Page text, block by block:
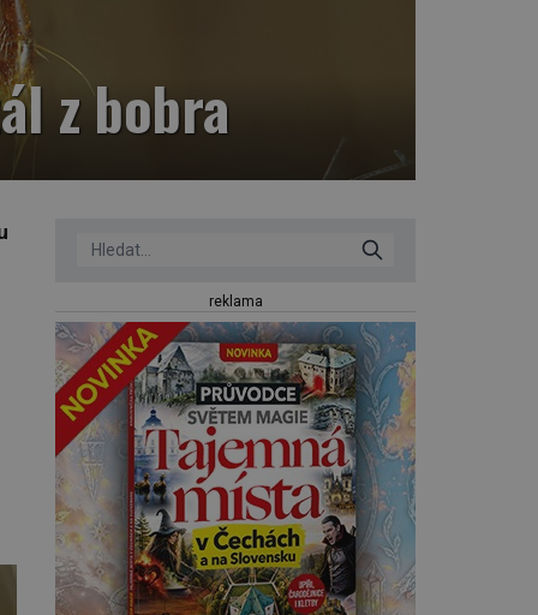
z bobra
reklama